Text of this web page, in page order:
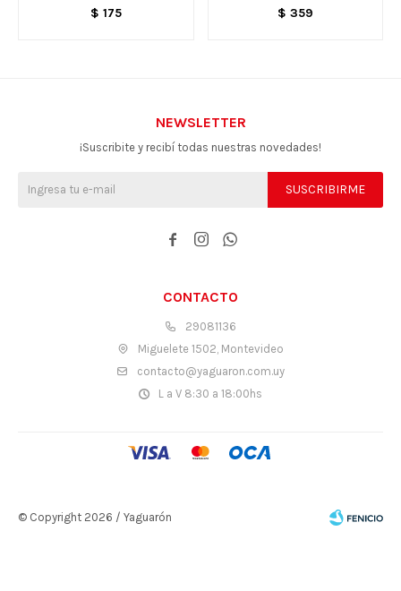
$ 175 $ 359
CONTACTO
29081136
Miguelete 1502, Montevideo
contacto@yaguaron.com.uy
L a V 8:30 a 18:00hs
NEWSLETTER
¡Suscribite y recibí todas nuestras novedades!
SUSCRIBIRME
  
© Copyright 2026 / Yaguarón